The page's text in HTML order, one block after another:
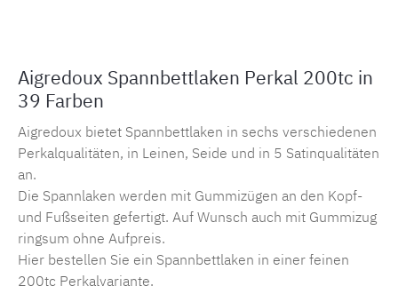
Aigredoux Spannbettlaken Perkal 200tc in
39 Farben
Aigredoux bietet Spannbettlaken in sechs verschiedenen
Perkalqualitäten, in Leinen, Seide und in 5 Satinqualitäten
an.
Die Spannlaken werden mit Gummizügen an den Kopf-
und Fußseiten gefertigt. Auf Wunsch auch mit Gummizug
ringsum ohne Aufpreis.
Hier bestellen Sie ein Spannbettlaken in einer feinen
200tc Perkalvariante.